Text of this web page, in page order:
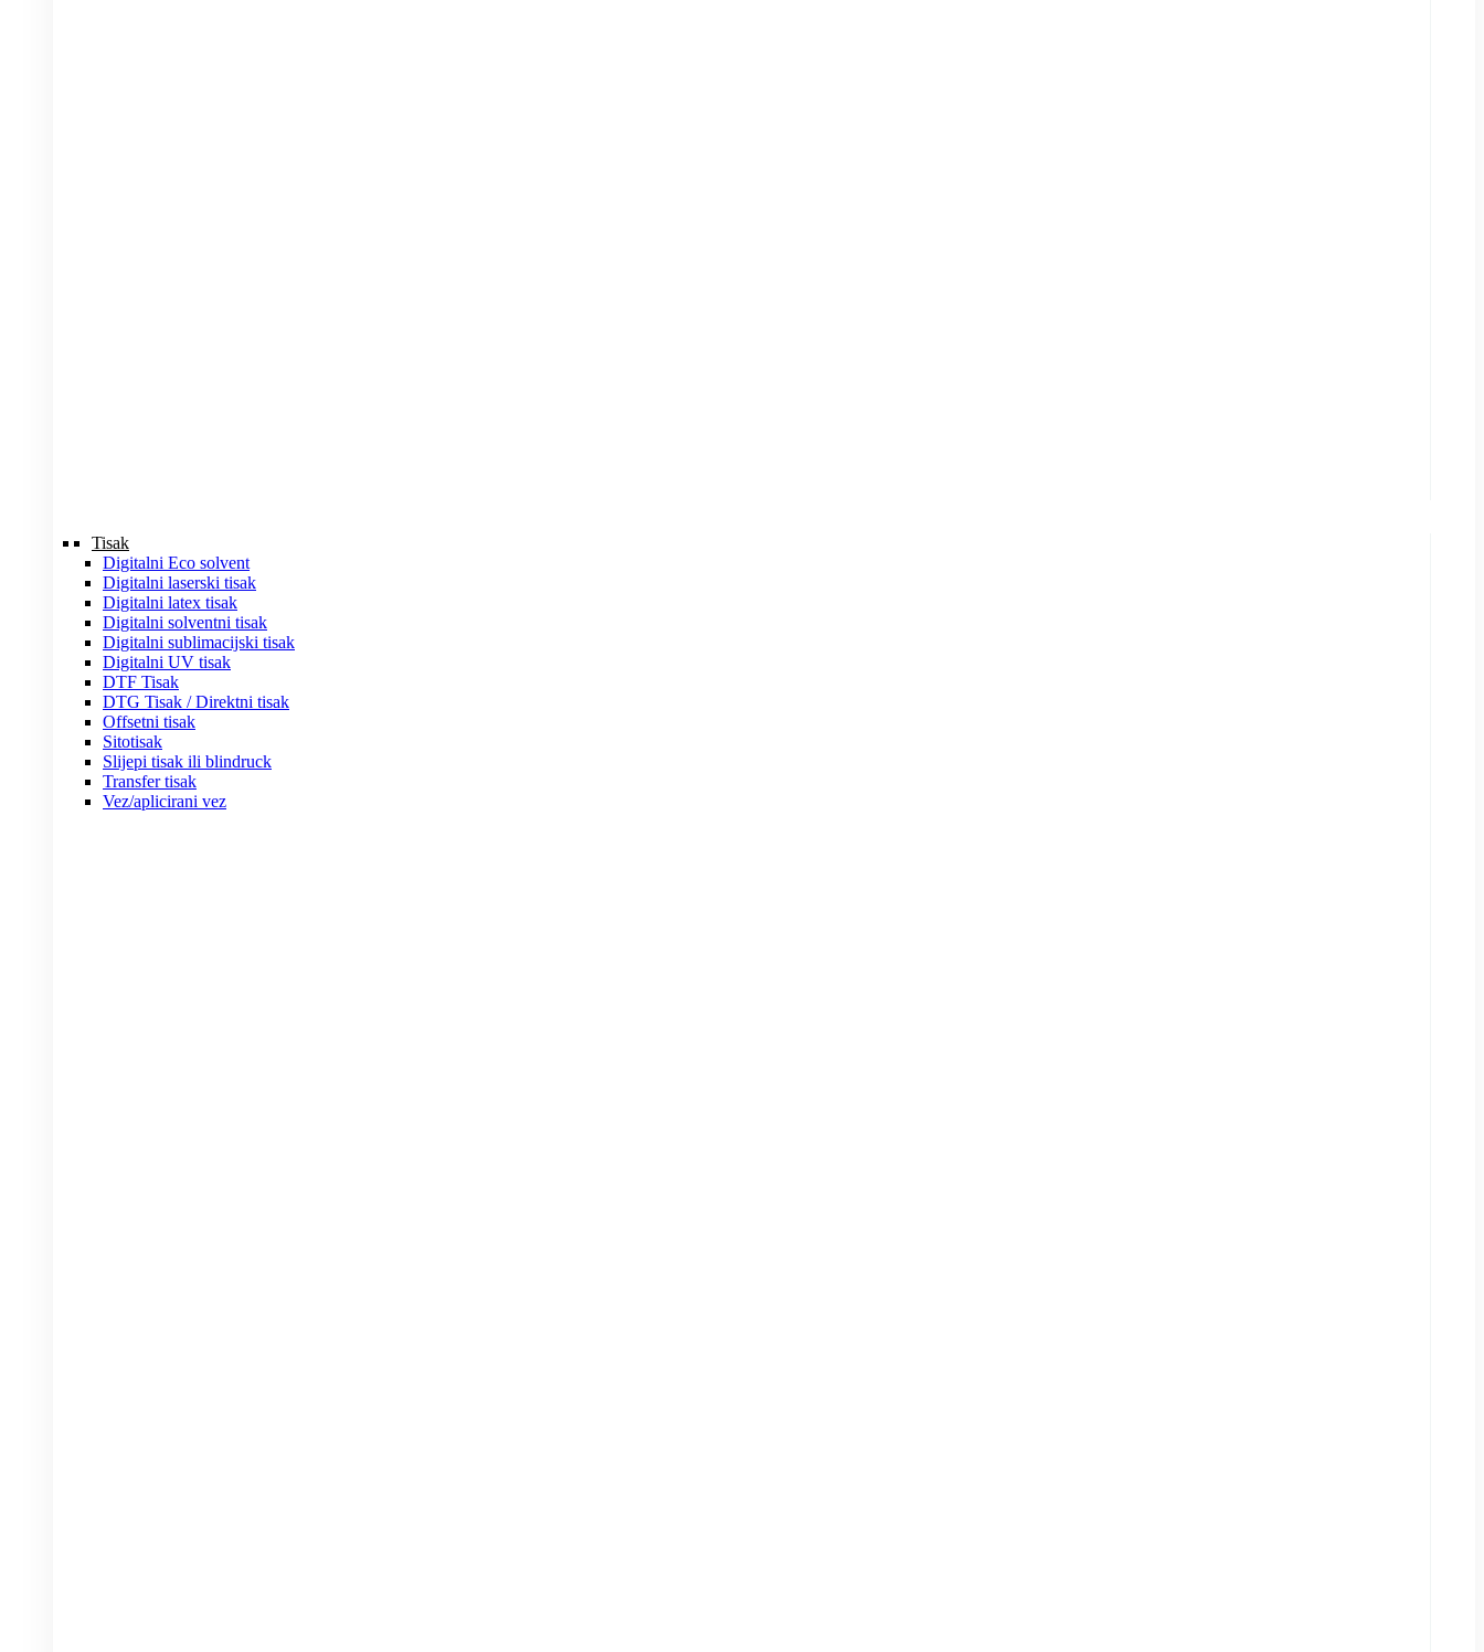
Tisak
Digitalni Eco solvent
Digitalni laserski tisak
Digitalni latex tisak
Digitalni solventni tisak
Digitalni sublimacijski tisak
Digitalni UV tisak
DTF Tisak
DTG Tisak / Direktni tisak
Offsetni tisak
Sitotisak
Slijepi tisak ili blindruck
Transfer tisak
Vez/aplicirani vez